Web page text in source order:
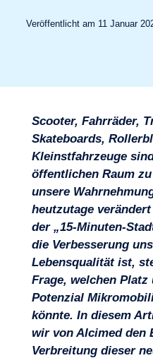
Branchen
Veröffentlicht am 11 Januar
Scooter, Fahrräder,
Skateboards,
Kleinstfahrzeuge
öffentlichen Raum
unsere
heutzutage
der „15-Minuten-
die Verbesserung
Lebensqualität ist,
Frage, welchen Platz
Potenzial
könnte. In diesem
wir von Alcimed den
Verbreitung dieser